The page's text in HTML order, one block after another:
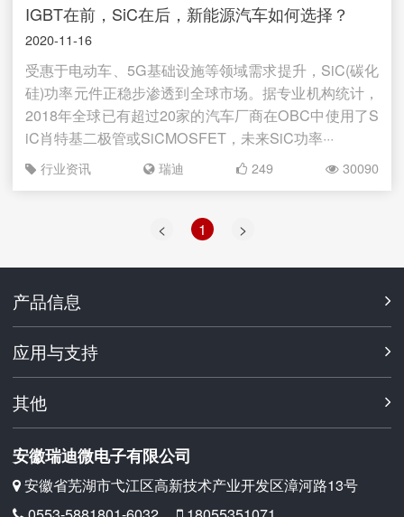
IGBT在前，SiC在后，新能源汽车如何选择？
2020-11 16
受惠于电动车、5G基础设施等领域需求提升，SiC(碳化
硅)功率元件正稳步渗透到全球市场。据专业机构统计，
2018年全球已有超过20家的汽车厂商在OBC中使用了S
iC肖特基二极管或SiCMOSFET，未来SiC功率···
行业资讯 瑞迪 249 30090
< 1 >
产品信息
应用与支持
其他
安徽瑞迪微电子有限公司
安徽省芜湖市弋江区高新技术产业开发区漳河路13号